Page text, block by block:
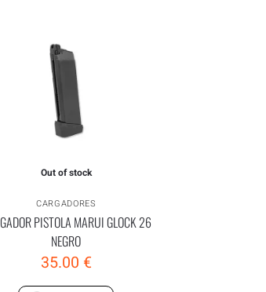
Out of stock
CARGADORES
PISTOLA MARUI GLOCK 26
NEGRO
35.00 €